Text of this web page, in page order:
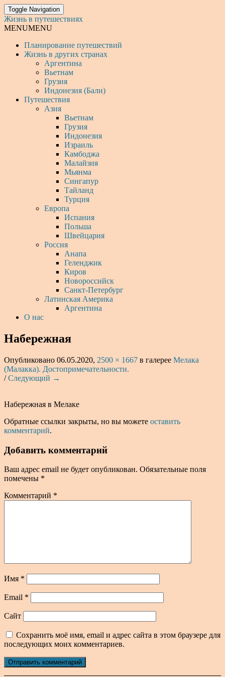
Toggle Navigation
Жизнь в путешествиях
MENUMENU
Планирование путешествий
Жизнь в других странах
Аргентина
Вьетнам
Грузия
Индонезия (Бали)
Путешествия
Азия
Вьетнам
Грузия
Индонезия
Израиль
Камбоджа
Малайзия
Мьянма
Сингапур
Тайланд
Турция
Европа
Испания
Польша
Швейцария
Россия
Анапа
Геленджик
Киров
Новороссийск
Санкт-Петербург
Латинская Америка
Аргентина
О нас
Набережная
Опубликовано 06.05.2020, 2500 × 1667 в галерее Мелака
(Малакка). Достопримечательности.
/Следующий →
Набережная в Мелаке
Обратные ссылки закрыты, но вы можете оставить
комментарий.
Добавить комментарий
Ваш адрес email не будет опубликован. Обязательные поля
помечены *
Комментарий *
Имя *
Email *
Сайт
Сохранить моё имя, email и адрес сайта в этом браузере для
последующих моих комментариев.